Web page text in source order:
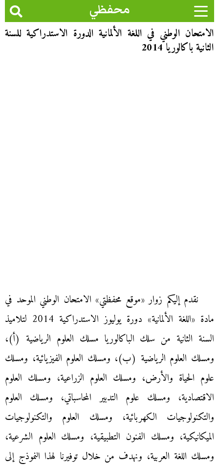
محفظي
الامتحان الوطني في اللغة الألمانية الدورة الاستدراكية للسنة
الثانية باكالوريا 2014
نقدم إليكم زوار «موقع محفظتي» الامتحان الوطني الموحد في
مادة «اللغة الألمانية» دورة يوليوز الاستدراكية 2014 لتلاميذ
السنة الثانية من سلك الباكالوريا مسلك العلوم الرياضية (أ)،
ومسلك العلوم الرياضية (ب)، ومسلك العلوم الفيزيائية، ومسلك
علوم الحياة والأرض، ومسلك العلوم الزراعية، ومسلك العلوم
الاقتصادية، ومسلك علوم التدبير المحاسباتي، ومسلك العلوم
والتكنولوجيات الكهربائية، ومسلك العلوم والتكنولوجيات
الميكانيكية، ومسلك الفنون التطبيقية، ومسلك العلوم الشرعية،
ومسلك اللغة العربية، ونهدف من خلال توفيرنا لهذا النموذج إلى